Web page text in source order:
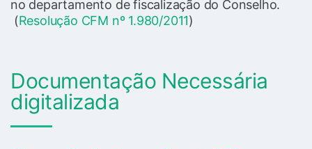
no departamento de fiscalização do Conselho.
(Resolução CFM nº 1.980/2011)
Documentação Necessária
digitalizada